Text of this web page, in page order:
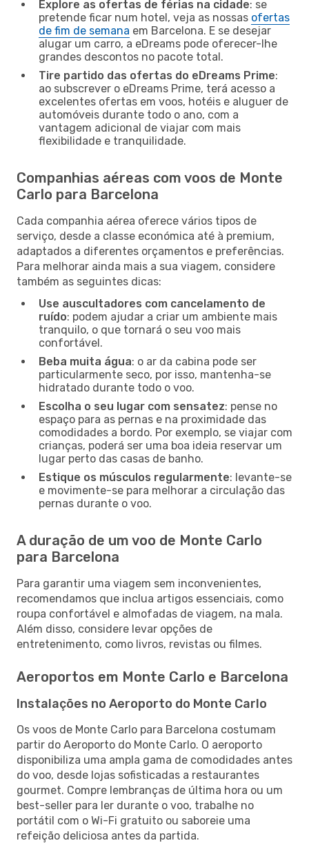
Explore as ofertas de férias na cidade: se
pretende ficar num hotel, veja as nossas ofertas
de fim de semana em Barcelona. E se desejar
alugar um carro, a eDreams pode oferecer-lhe
grandes descontos no pacote total.
Tire partido das ofertas do eDreams Prime:
ao subscrever o eDreams Prime, terá acesso a
excelentes ofertas em voos, hotéis e aluguer de
automóveis durante todo o ano, com a
vantagem adicional de viajar com mais
flexibilidade e tranquilidade.
Companhias aéreas com voos de Monte
Carlo para Barcelona
Cada companhia aérea oferece vários tipos de
serviço, desde a classe económica até à premium,
adaptados a diferentes orçamentos e preferências.
Para melhorar ainda mais a sua viagem, considere
também as seguintes dicas:
Use auscultadores com cancelamento de
ruído: podem ajudar a criar um ambiente mais
tranquilo, o que tornará o seu voo mais
confortável.
Beba muita água: o ar da cabina pode ser
particularmente seco, por isso, mantenha-se
hidratado durante todo o voo.
Escolha o seu lugar com sensatez: pense no
espaço para as pernas e na proximidade das
comodidades a bordo. Por exemplo, se viajar com
crianças, poderá ser uma boa ideia reservar um
lugar perto das casas de banho.
Estique os músculos regularmente: levante-se
e movimente-se para melhorar a circulação das
pernas durante o voo.
A duração de um voo de Monte Carlo
para Barcelona
Para garantir uma viagem sem inconvenientes,
recomendamos que inclua artigos essenciais, como
roupa confortável e almofadas de viagem, na mala.
Além disso, considere levar opções de
entretenimento, como livros, revistas ou filmes.
Aeroportos em Monte Carlo e Barcelona
Instalações no Aeroporto do Monte Carlo
Os voos de Monte Carlo para Barcelona costumam
partir do Aeroporto do Monte Carlo. O aeroporto
disponibiliza uma ampla gama de comodidades antes
do voo, desde lojas sofisticadas a restaurantes
gourmet. Compre lembranças de última hora ou um
best-seller para ler durante o voo, trabalhe no
portátil com o Wi-Fi gratuito ou saboreie uma
refeição deliciosa antes da partida.